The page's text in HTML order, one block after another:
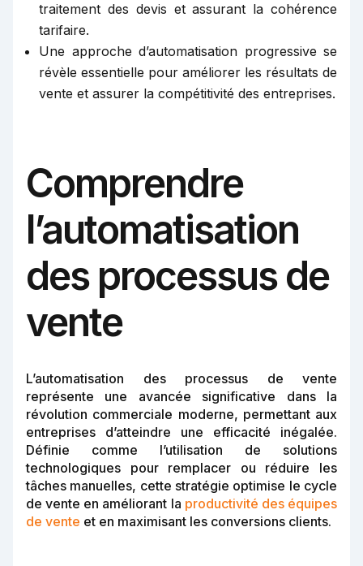
traitement des devis et assurant la cohérence
tarifaire.
Une approche d’automatisation progressive se
révèle essentielle pour améliorer les résultats de
vente et assurer la compétitivité des entreprises.
Comprendre
l’automatisation
des processus de
vente
L’automatisation des processus de vente
représente une avancée significative dans la
révolution commerciale moderne, permettant aux
entreprises d’atteindre une efficacité inégalée.
Définie comme l’utilisation de solutions
technologiques pour remplacer ou réduire les
tâches manuelles, cette stratégie optimise le cycle
de vente en améliorant la productivité des équipes
de vente et en maximisant les conversions clients.